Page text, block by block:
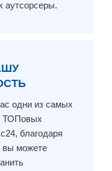
аутсорсеры.
одни из самых
ТОПовых
благодаря
вы можете